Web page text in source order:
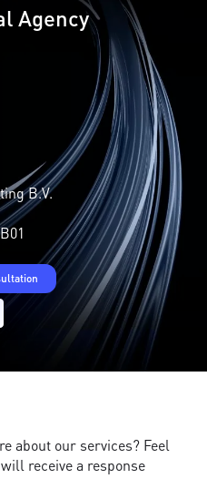
Agency
B.V.
about our services? Feel
receive a response